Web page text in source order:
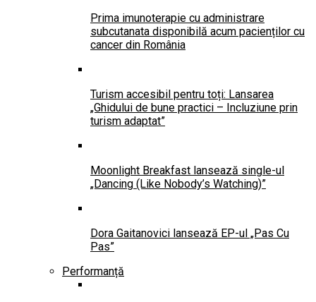
Prima imunoterapie cu administrare
subcutanata disponibilă acum pacienților cu
cancer din România
Turism accesibil pentru toți: Lansarea
„Ghidului de bune practici – Incluziune prin
turism adaptat”
Moonlight Breakfast lansează single-ul
„Dancing (Like Nobody’s Watching)”
Dora Gaitanovici lansează EP-ul „Pas Cu
Pas”
Performanță